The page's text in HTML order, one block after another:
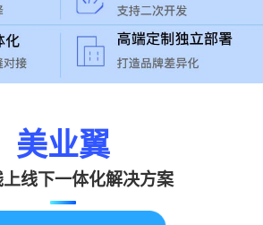
美业翼
上线下一体化解决方案